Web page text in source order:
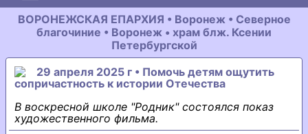
ВОРОНЕЖСКАЯ ЕПАРХИЯ • Воронеж • Северное
благочиние • Воронеж • храм блж. Ксении
Петербургской
29 апреля 2025 г • Помочь детям ощутить
сопричастность к истории Отечества
В воскресной школе "Родник" состоялся показ
художественного фильма.